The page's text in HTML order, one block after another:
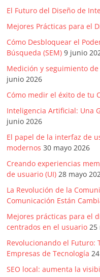
El Futuro del Diseño de
Mejores Prácticas para el
Cómo Desbloquear el
Búsqueda (SEM) 9 junio
Medición y seguimiento
junio 2026
Cómo medir el éxito de tu
Inteligencia Artificial: Una
junio 2026
El papel de la interfaz de
modernos 30 mayo 2026
Creando experiencias
de usuario (UI) 28 mayo
La Revolución de la
Comunicación Están
Mejores prácticas para el
centrados en el usuario 25
Revolucionando el Futuro:
Empresas de Tecnología
SEO local: aumenta la